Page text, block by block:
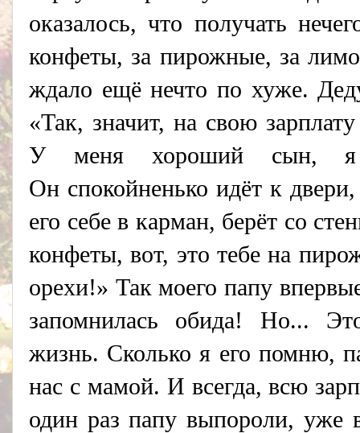
оказалось, что получать
конфеты, за пирожные, за
ждало ещё нечто по хуже.
«Так, значит, на свою
У меня хороший сын, я
Он спокойненько идёт к
его себе в карман, берёт со
конфеты, вот, это тебе на
орехи!» Так моего папу
запомнилась обида! Но...
жизнь. Сколько я его помню,
нас с мамой. И всегда, всю
один раз папу выпороли, уже